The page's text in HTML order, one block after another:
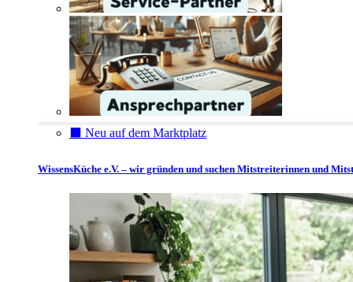
⬛️ Neu auf dem Marktplatz
WissensKüche e.V. – wir gründen und suchen Mitstreiterinnen und